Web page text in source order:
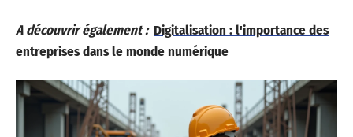
A découvrir également : Digitalisation : l'importance des
entreprises dans le monde numérique